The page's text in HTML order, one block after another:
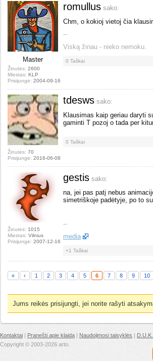
Master
Žinutės: 2600
Miestas: KLP
Prisijungė: 2004-09-16
romullus sako:
Chm, o kokioj vietoj čia
--
Viską žinau - nieko nemoku.
0 Taškai
Žinutės: 70
Prisijungė: 2016-06-08
tdesws sako:
Klausimas kaip geriau daryti
gaminti T pozoj o tada per
0 Taškai
Žinutės: 1015
Miestas: Vilnius
Prisijungė: 2007-12-16
gestis sako:
na, jei pas patį nebus
simetriškoje padėtyje, po to
--
media
+1 Taškai
« ‹ 1 2 3 4 5 6 7 8 9 10
Jums reikės prisijungti, jei norite rašyti
Kontaktai | Pranešti apie klaidą | Naudojimosi taisyklės | D.U.K.
Copyright © 2003-2026 arto.